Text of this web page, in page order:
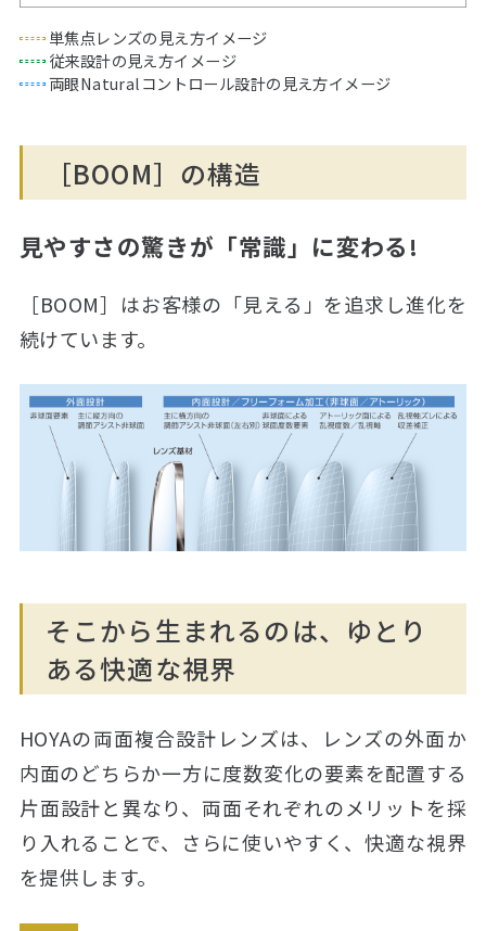
単焦点レンズの見え方イメージ
従来設計の見え方イメージ
両眼Naturalコントロール設計の見え方イメージ
［BOOM］の構造
見やすさの驚きが「常識」に変わる!
［BOOM］はお客様の「見える」を追求し進化を
続けています。
そこから生まれるのは、ゆとり
ある快適な視界
HOYAの両面複合設計レンズは、レンズの外面か
内面のどちらか一方に度数変化の要素を配置する
片面設計と異なり、両面それぞれのメリットを採
り入れることで、さらに使いやすく、快適な視界
を提供します。